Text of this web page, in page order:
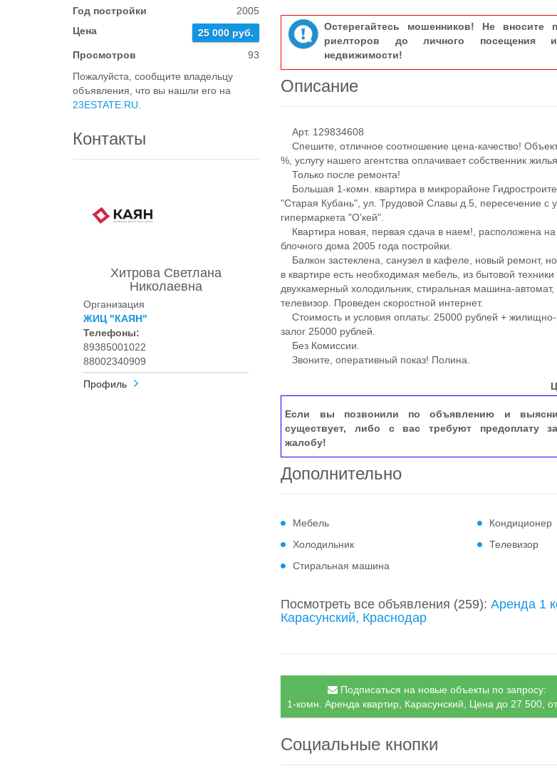
Год постройки
2005
Цена
25 000 руб.
Просмотров
93
Пожалуйста, сообщите владельцу
объявления, что вы нашли его на
23ESTATE.RU
Контакты
Хитрова Светлана
Николаевна
Организация
ЖИЦ "КАЯН"
Телефоны:
89385001022
88002340909
Профиль
Остерегайтесь мошенников! Не вносите
риелторов до личного посещения
недвижимости!
Описание
Арт. 129834608
Спешите, отличное соотношение цена-качество!
%, услугу нашего агентства оплачивает собственник
Только после ремонта!
Большая 1-комн. квартира в микрорайоне
"Старая Кубань", ул. Трудовой Славы д.5, пересечение с
гипермаркета "О'кей".
Квартира новая, первая сдача в наем!, расположена на
блочного дома 2005 года постройки.
Балкон застеклена, санузел в кафеле, новый ремонт,
в квартире есть необходимая мебель, из бытовой техники
двухкамерный холодильник, стиральная машина-автомат,
телевизор. Проведен скоростной интернет.
Стоимость и условия оплаты: 25000 рублей +
залог 25000 рублей.
Без Комиссии.
Звоните, оперативный показ! Полина.
Если вы позвонили по объявлению и
существует, либо с вас требуют предоплату
жалобу!
Дополнительно
Мебель
Кондиционер
Холодильник
Телевизор
Стиральная машина
Посмотреть все объявления (259):Аренда 1
Карасунский, Краснодар
Подписаться на новые объекты по запросу:
1-комн. Аренда квартир, Карасунский, Цена до 27 500,
Социальные кнопки